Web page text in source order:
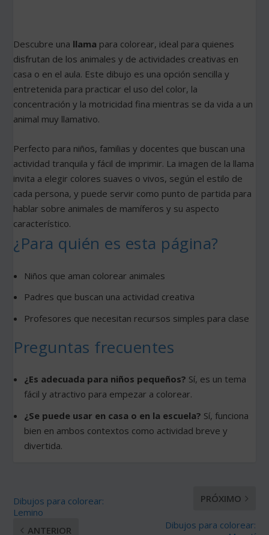
Descubre una llama para colorear, ideal para quienes
disfrutan de los animales y de actividades creativas en
casa o en el aula. Este dibujo es una opción sencilla y
entretenida para practicar el uso del color, la
concentración y la motricidad fina mientras se da vida a un
animal muy llamativo.
Perfecto para niños, familias y docentes que buscan una
actividad tranquila y fácil de imprimir. La imagen de la llama
invita a elegir colores suaves o vivos, según el estilo de
cada persona, y puede servir como punto de partida para
hablar sobre animales de mamíferos y su aspecto
característico.
¿Para quién es esta página?
Niños que aman colorear animales
Padres que buscan una actividad creativa
Profesores que necesitan recursos simples para clase
Preguntas frecuentes
¿Es adecuada para niños pequeños? Sí, es un tema
fácil y atractivo para empezar a colorear.
¿Se puede usar en casa o en la escuela? Sí, funciona
bien en ambos contextos como actividad breve y
divertida.
Dibujos para colorear:
Lemino
ANTERIOR
PRÓXIMO
Dibujos para colorear: